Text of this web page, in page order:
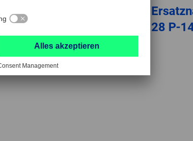
Ersatznadelset ENS-PN
19 P-140 mm
28 P-